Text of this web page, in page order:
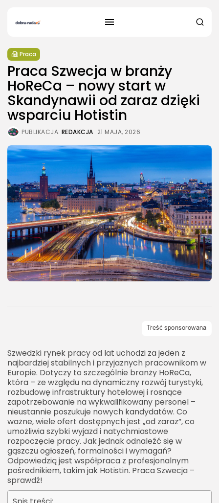
Praca
Praca Szwecja w branży
HoReCa – nowy start w
Skandynawii od zaraz dzięki
wsparciu Hotistin
PUBLIKACJA: REDAKCJA 21 MAJA, 2026
Szwedzki rynek pracy od lat uchodzi za jeden z
najbardziej stabilnych i przyjaznych pracownikom w
Europie. Dotyczy to szczególnie branży HoReCa,
która – ze względu na dynamiczny rozwój turystyki,
rozbudowę infrastruktury hotelowej i rosnące
zapotrzebowanie na wykwalifikowany personel –
nieustannie poszukuje nowych kandydatów. Co
ważne, wiele ofert dostępnych jest „od zaraz”, co
umożliwia szybki wyjazd i natychmiastowe
rozpoczęcie pracy. Jak jednak odnaleźć się w
gąszczu ogłoszeń, formalności i wymagań?
Odpowiedzią jest współpraca z profesjonalnym
pośrednikiem, takim jak Hotistin. Praca Szwecja –
sprawdź!